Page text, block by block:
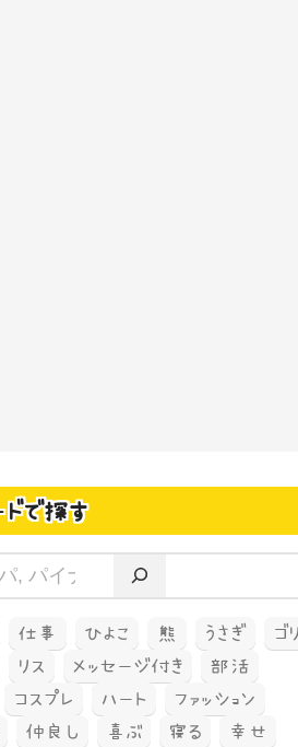
ドで探す
仕事 ひよこ 熊 うさぎ
ゴ
リス メッセージ付き
部活
コスプレ ハート
ファッション
仲良し 喜ぶ 寝る
幸せ